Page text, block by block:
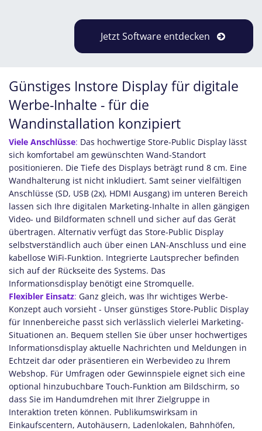
Jetzt Software entdecken
Günstiges Instore Display für digitale
Werbe-Inhalte - für die
Wandinstallation konzipiert
Viele Anschlüsse: Das hochwertige Store-Public Display lässt
sich komfortabel am gewünschten Wand-Standort
positionieren. Die Tiefe des Displays beträgt rund 8 cm. Eine
Wandhalterung ist nicht inkludiert. Samt seiner vielfältigen
Anschlüsse (SD, USB (2x), HDMI Ausgang) im unteren Bereich
lassen sich Ihre digitalen Marketing-Inhalte in allen gängigen
Video- und Bildformaten schnell und sicher auf das Gerät
übertragen. Alternativ verfügt das Store-Public Display
selbstverständlich auch über einen LAN-Anschluss und eine
kabellose WiFi-Funktion. Integrierte Lautsprecher befinden
sich auf der Rückseite des Systems. Das
Informationsdisplay benötigt eine Stromquelle.
Flexibler Einsatz: Ganz gleich, was Ihr wichtiges Werbe-
Konzept auch vorsieht - Unser günstiges Store-Public Display
für Innenbereiche passt sich verlässlich vielerlei Marketing-
Situationen an. Bequem stellen Sie über unser hochwertiges
Informationsdisplay aktuelle Nachrichten und Meldungen in
Echtzeit dar oder präsentieren ein Werbevideo zu Ihrem
Webshop. Für Umfragen oder Gewinnspiele eignet sich eine
optional hinzubuchbare Touch-Funktion am Bildschirm, so
dass Sie im Handumdrehen mit Ihrer Zielgruppe in
Interaktion treten können. Publikumswirksam in
Einkaufscentern, Autohäusern, Ladenlokalen, Bahnhöfen,